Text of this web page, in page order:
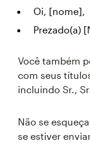
Oi, [nome],
Prezado(a)
Você também
com seus
incluindo Sr.,
Não se
se estiver